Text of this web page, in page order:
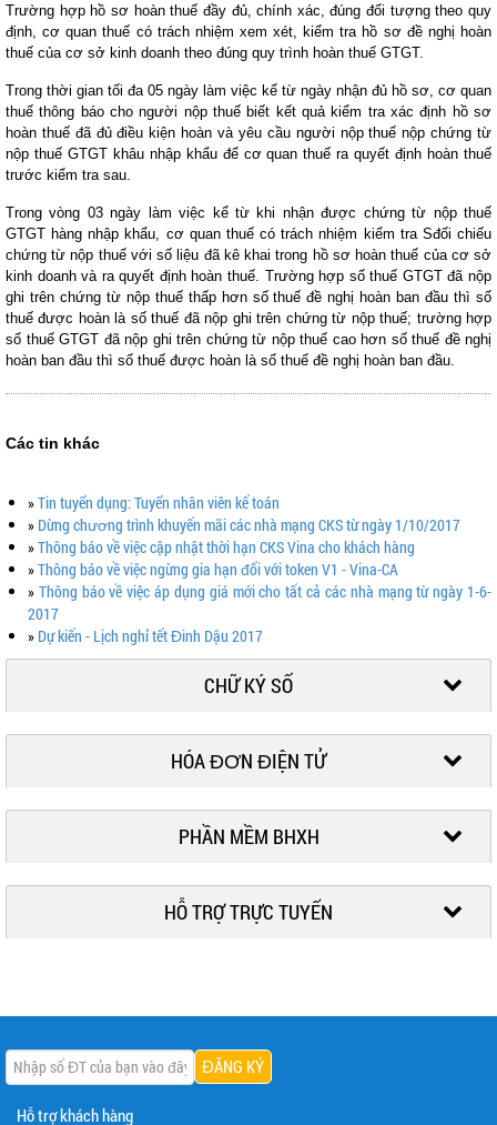
Trường hợp hồ sơ hoàn thuế đầy đủ, chính xác, đúng đối tượng theo quy
định, cơ quan thuế có trách nhiệm xem xét, kiểm tra hồ sơ đề nghị hoàn
thuế của cơ sở kinh doanh theo đúng quy trình hoàn thuế GTGT.
Trong thời gian tối đa 05 ngày làm việc kể từ ngày nhận đủ hồ sơ, cơ quan
thuế thông báo cho người nộp thuế biết kết quả kiểm tra xác định hồ sơ
hoàn thuế đã đủ điều kiện hoàn và yêu cầu người nộp thuế nộp chứng từ
nộp thuế GTGT khâu nhập khẩu để cơ quan thuế ra quyết định hoàn thuế
trước kiểm tra sau.
Trong vòng 03 ngày làm việc kể từ khi nhận được chứng từ nộp thuế
GTGT hàng nhập khẩu, cơ quan thuế có trách nhiệm kiểm tra Sđối chiếu
chứng từ nộp thuế với số liệu đã kê khai trong hồ sơ hoàn thuế của cơ sở
kinh doanh và ra quyết định hoàn thuế. Trường hợp số thuế GTGT đã nộp
ghi trên chứng từ nộp thuế thấp hơn số thuế đề nghị hoàn ban đầu thì số
thuế được hoàn là số thuế đã nộp ghi trên chứng từ nộp thuế; trường hợp
số thuế GTGT đã nộp ghi trên chứng từ nộp thuế cao hơn số thuế đề nghị
hoàn ban đầu thì số thuế được hoàn là số thuế đề nghị hoàn ban đầu.
Các tin khác
»Tin tuyển dụng: Tuyển nhân viên kế toán
» Dừng chương trình khuyến mãi các nhà mạng CKS từ ngày 1/10/2017
»Thông báo về việc cập nhật thời hạn CKS Vina cho khách hàng
»Thông báo về việc ngừng gia hạn đối với token V1 - Vina-CA
» Thông báo về việc áp dụng giá mới cho tất cả các nhà mạng từ ngày 1-6-
2017
» Dự kiến - Lịch nghỉ tết Đinh Dậu 2017
CHỮ KÝ SỐ
HÓA ĐƠN ĐIỆN TỬ
PHẦN MỀM BHXH
HỖ TRỢ TRỰC TUYẾN
Hỗ trợ khách hàng